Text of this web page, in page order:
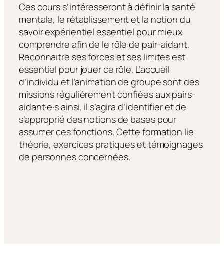
Ces cours s’intéresseront à définir la santé
mentale, le rétablissement et la notion du
savoir expérientiel essentiel pour mieux
comprendre afin de le rôle de pair-aidant.
Reconnaitre ses forces et ses limites est
essentiel pour jouer ce rôle. L’accueil
d’individu et l’animation de groupe sont des
missions régulièrement confiées aux pairs-
aidant·e·s ainsi, il s’agira d’identifier et de
s’approprié des notions de bases pour
assumer ces fonctions. Cette formation lie
théorie, exercices pratiques et témoignages
de personnes concernées.